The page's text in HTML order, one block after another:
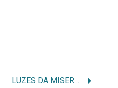
LUZES DA MISERICÓRDIA